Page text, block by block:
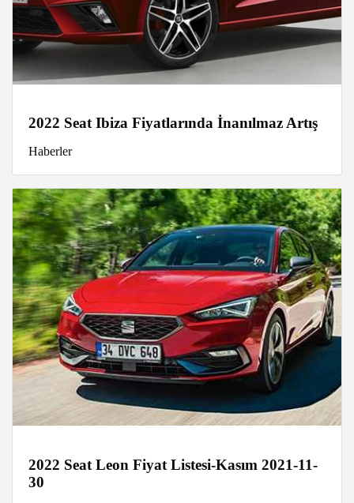
2022 Seat Ibiza Fiyatlarında İnanılmaz Artış
Haberler
2022 Seat Leon Fiyat Listesi-Kasım 2021-11-
30